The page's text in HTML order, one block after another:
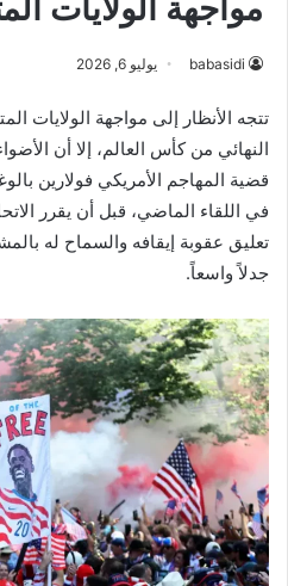
مواجهة الولايات
babasidi يوليو 6, 2026
تتجه الأنظار إلى مواجهة الولايات
النهائي من كأس العالم، إلا أن
قضية المهاجم الأمريكي فولارين
في اللقاء الماضي، قبل أن يقرر
تعليق عقوبة إيقافه والسماح له
جدلاً واسعاً.